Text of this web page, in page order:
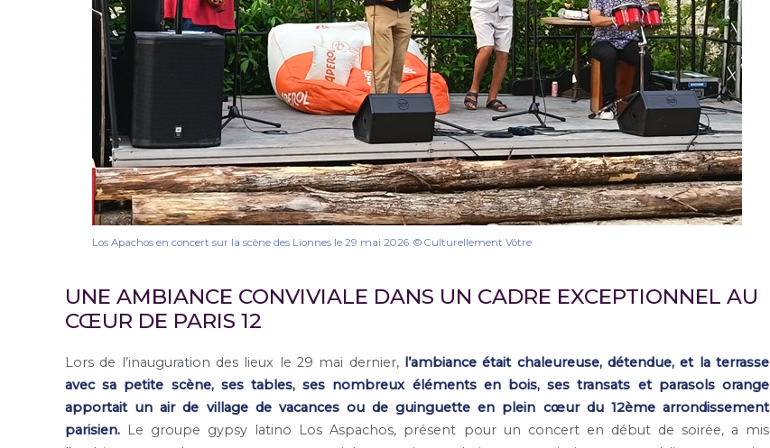
Los Apachos en concert sur la scène des Lionnes le 29 mai 2026. © Culturellement Vôtre
UNE AMBIANCE CONVIVIALE DANS UN CADRE EXCEPTIONNEL AU
CŒUR DE PARIS 12
Lors de l’inauguration des lieux le 29 mai dernier, l’ambiance était chaleureuse, détendue, et la terrasse
avec sa petite scène, ses tables, ses nombreux éléments en bois, ses transats et parasols orange
apportait un air de village de vacances ou de guinguette en plein cœur du 12ème arrondissement
parisien. Le groupe gypsy latino Los Aspachos, présent pour un concert en début de soirée, a mis